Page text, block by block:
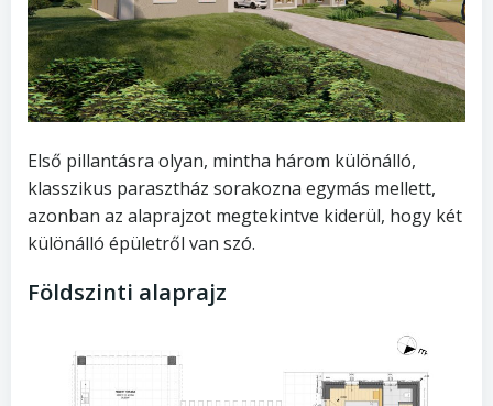
Első pillantásra olyan, mintha három különálló,
klasszikus parasztház sorakozna egymás mellett,
azonban az alaprajzot megtekintve kiderül, hogy két
különálló épületről van szó.
Földszinti alaprajz